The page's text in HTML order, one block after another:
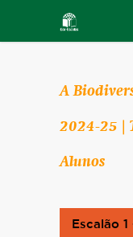
A
2024-25 |
Alunos
Escalão